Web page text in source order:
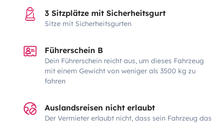
3 Sitzplätze mit Sicherheitsgurt
Sitze mit Sicherheitsgurten
Führerschein B
Dein Führerschein reicht aus, um dieses Fahrzeug
mit einem Gewicht von weniger als 3500 kg zu
fahren
Auslandsreisen nicht erlaubt
Der Vermieter erlaubt nicht, dass sein Fahrzeug das